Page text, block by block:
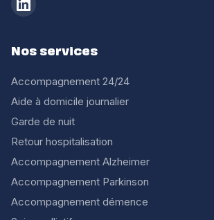
Nos services
Accompagnement 24/24
Aide à domicile journalier
Garde de nuit
Retour hospitalisation
Accompagnement Alzheimer
Accompagnement Parkinson
Accompagnement démence